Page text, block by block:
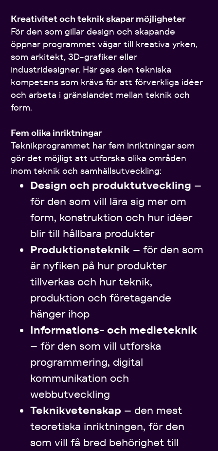
Kreativitet och teknik skapar möjligheter
För den som gillar design och skapande
öppnar programmet vägar till kreativa yrken,
som arkitekt, 3D-grafiker eller
industridesigner. Här ges den tekniska
kompetens som krävs för att förverkliga idéer
och arbeta i gränslandet mellan teknik och
form.
Fem olika inriktningar
Teknikprogrammet har fem inriktningar som
gör det möjligt att utforska olika områden
inom teknik och samhällsutveckling:
Design och produktutveckling –
för den som vill lära sig mer om
form, konstruktion och hur idéer
blir till hållbara produkter
Produktionsteknik – för den som
är nyfiken på hur produkter
tillverkas och hur teknik,
produktion och företagande
hänger ihop
Informations- och medieteknik
– för den som vill utforska
programmering, digital
kommunikation och
webbutveckling
Teknikvetenskap – den mest
teoretiska inriktningen, för den
som vill få bred behörighet till